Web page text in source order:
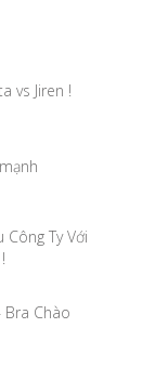
vs Jiren !
Ty Với
Chào